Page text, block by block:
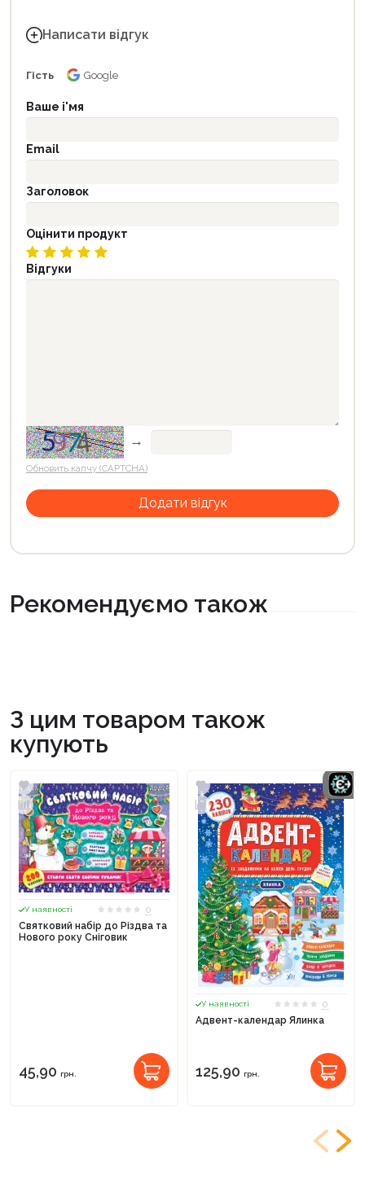
Написати відгук
Гість Google
Ваше і'мя
Email
Заголовок
Оцінити продукт
Відгуки
→
Обновить капчу (CAPTCHA)
Рекомендуємо також
З цим товаром також
купують
У наявності
0
Святковий набір до Різдва та
Нового року Сніговик
45,90 грн.
У наявності
0
Адвент-календар Ялинка
125,90 грн.